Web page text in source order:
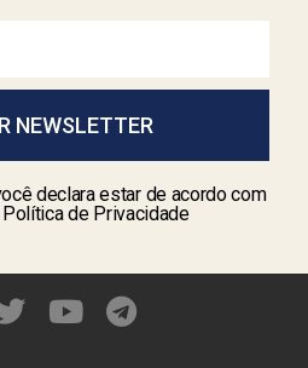
NEWSLETTER
declara estar de acordo com
de Privacidade